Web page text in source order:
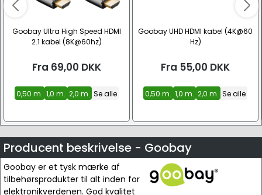
Goobay Ultra High Speed HDMI
2.1 kabel (8K@60hz)
Fra 69,00 DKK
0,50 m. 1,0 m. 2,0 m. Se alle
Goobay UHD HDMI kabel (4K@60
Hz)
Fra 55,00 DKK
0,50 m. 1,0 m. 2,0 m. Se alle
Producent beskrivelse - Goobay
Goobay er et tysk mærke af
tilbehørsprodukter til alt inden for
elektronikverdenen. God kvalitet